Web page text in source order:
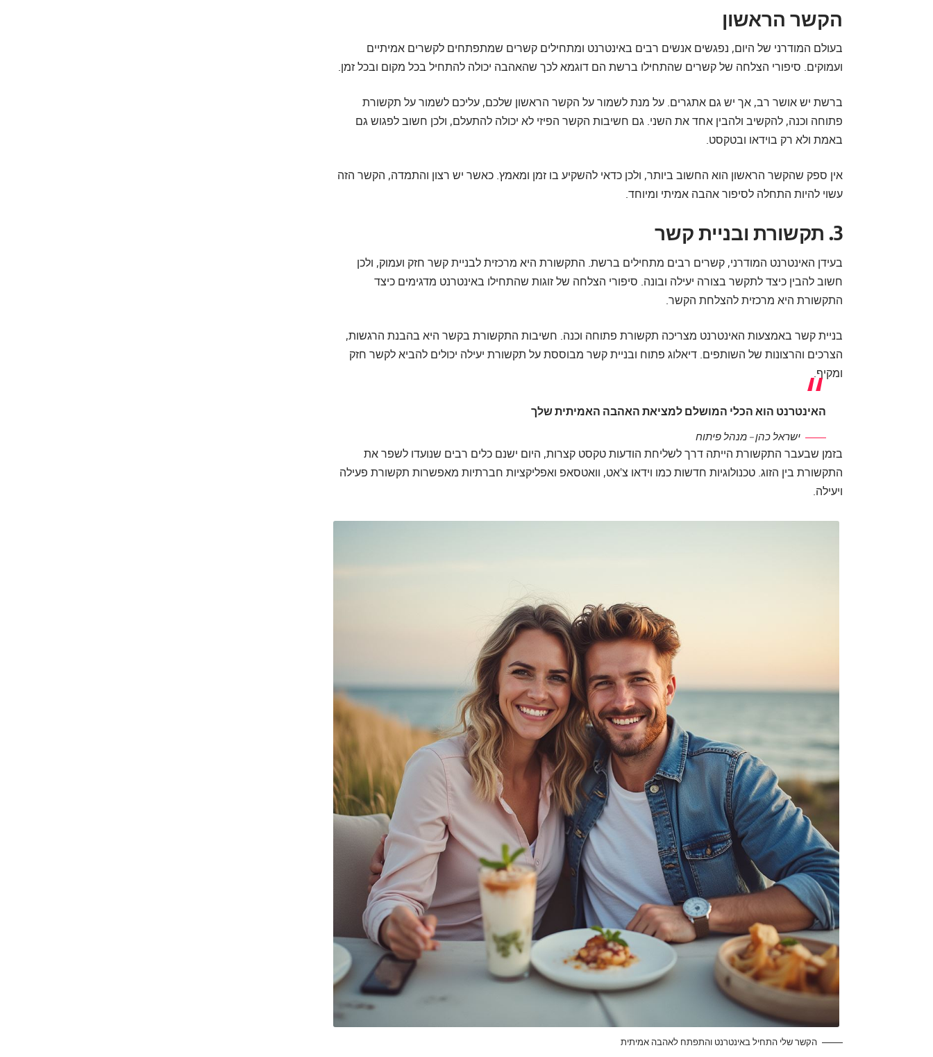
הקשר הראשון
בעולם המודרני של היום, נפגשים אנשים רבים באינטרנט ומתחילים קשרים שמתפתחים לקשרים אמיתיים
ועמוקים. סיפורי הצלחה של קשרים שהתחילו ברשת הם דוגמא לכך שהאהבה יכולה להתחיל בכל מקום ובכל זמן.
ברשת יש אושר רב, אך יש גם אתגרים. על מנת לשמור על הקשר הראשון שלכם, עליכם לשמור על תקשורת
פתוחה וכנה, להקשיב ולהבין אחד את השני. גם חשיבות הקשר הפיזי לא יכולה להתעלם, ולכן חשוב לפגוש גם
באמת ולא רק בוידאו ובטקסט.
אין ספק שהקשר הראשון הוא החשוב ביותר, ולכן כדאי להשקיע בו זמן ומאמץ. כאשר יש רצון והתמדה, הקשר הזה
עשוי להיות התחלה לסיפור אהבה אמיתי ומיוחד.
3. תקשורת ובניית קשר
בעידן האינטרנט המודרני, קשרים רבים מתחילים ברשת. התקשורת היא מרכזית לבניית קשר חזק ועמוק, ולכן
חשוב להבין כיצד לתקשר בצורה יעילה ובונה. סיפורי הצלחה של זוגות שהתחילו באינטרנט מדגימים כיצד
התקשורת היא מרכזית להצלחת הקשר.
בניית קשר באמצעות האינטרנט מצריכה תקשורת פתוחה וכנה. חשיבות התקשורת בקשר היא בהבנת הרגשות,
הצרכים והרצונות של השותפים. דיאלוג פתוח ובניית קשר מבוססת על תקשורת יעילה יכולים להביא לקשר חזק
ומקיף.
האינטרנט הוא הכלי המושלם למציאת האהבה האמיתית שלך
ישראל כהן – מנהל פיתוח
בזמן שבעבר התקשורת הייתה דרך לשליחת הודעות טקסט קצרות, היום ישנם כלים רבים שנועדו לשפר את
התקשורת בין הזוג. טכנולוגיות חדשות כמו וידאו צ'אט, וואטסאפ ואפליקציות חברתיות מאפשרות תקשורת פעילה
ויעילה.
הקשר שלי התחיל באינטרנט והתפתח לאהבה אמיתית